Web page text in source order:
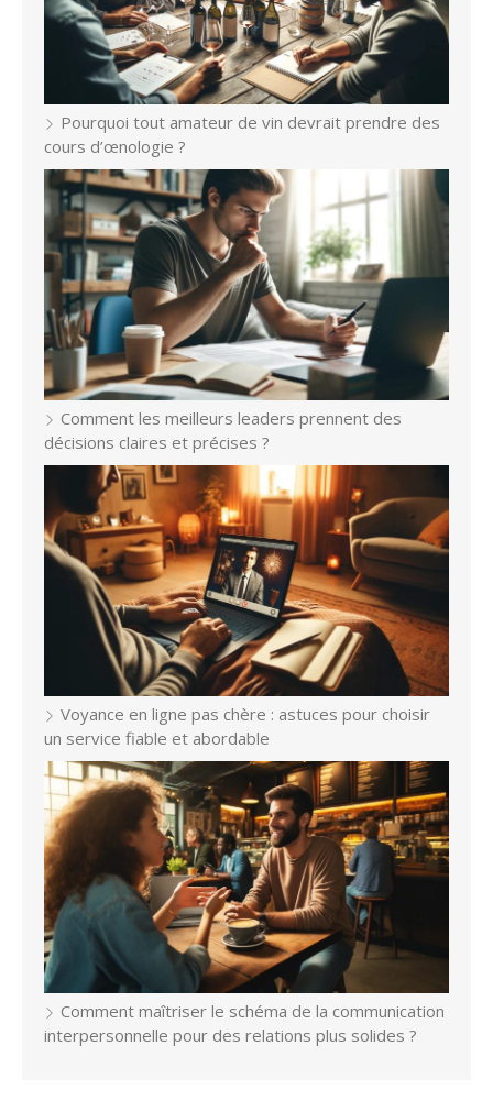
Pourquoi tout amateur de vin devrait prendre des
cours d’œnologie ?
Comment les meilleurs leaders prennent des
décisions claires et précises ?
Voyance en ligne pas chère : astuces pour choisir
un service fiable et abordable
Comment maîtriser le schéma de la communication
interpersonnelle pour des relations plus solides ?